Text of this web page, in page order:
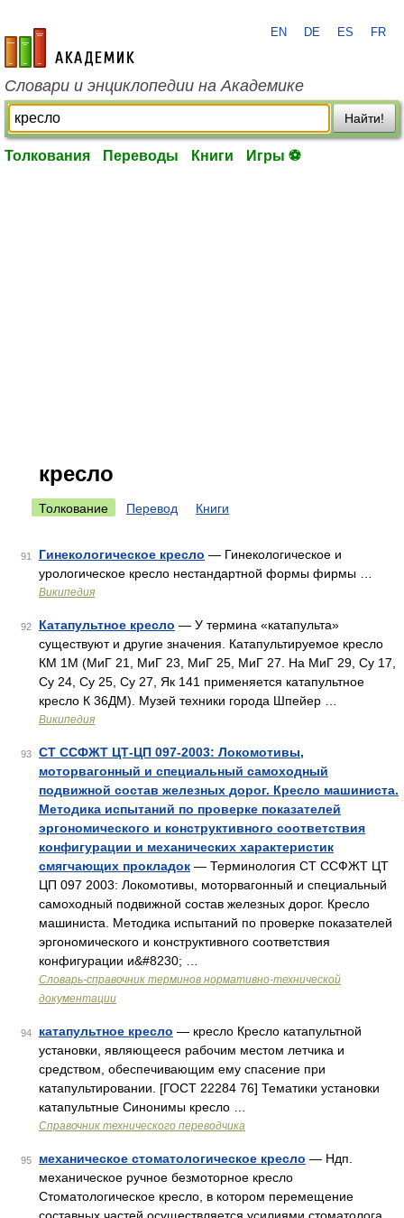
academic.ru
EN DE ES FR
Словари и энциклопедии на Академике
Найти!
Толкования Переводы Книги Игры ⚽
кресло
Толкование Перевод Книги
91 Гинекологическое кресло — Гинекологическое и
урологическое кресло нестандартной формы фирмы …
Википедия
92 Катапультное кресло — У термина «катапульта»
существуют и другие значения. Катапультируемое кресло
КМ 1М (МиГ 21, МиГ 23, МиГ 25, МиГ 27. На МиГ 29, Су 17,
Су 24, Су 25, Су 27, Як 141 применяется катапультное
кресло К 36ДМ). Музей техники города Шпейер …
Википедия
93
СТ ССФЖТ ЦТ-ЦП 097-2003: Локомотивы,
моторвагонный и специальный самоходный
подвижной состав железных дорог. Кресло машиниста.
Методика испытаний по проверке показателей
эргономического и конструктивного соответствия
конфигурации и механических характеристик
смягчающих прокладок — Терминология СТ ССФЖТ ЦТ
ЦП 097 2003: Локомотивы, моторвагонный и специальный
самоходный подвижной состав железных дорог. Кресло
машиниста. Методика испытаний по проверке показателей
эргономического и конструктивного соответствия
конфигурации и&#8230; …
Словарь-справочник терминов нормативно-технической
документации
94 катапультное кресло — кресло Кресло катапультной
установки, являющееся рабочим местом летчика и
средством, обеспечивающим ему спасение при
катапультировании. [ГОСТ 22284 76] Тематики установки
катапультные Синонимы кресло …
Справочник технического переводчика
95 механическое стоматологическое кресло — Ндп.
механическое ручное безмоторное кресло
Стоматологическое кресло, в котором перемещение